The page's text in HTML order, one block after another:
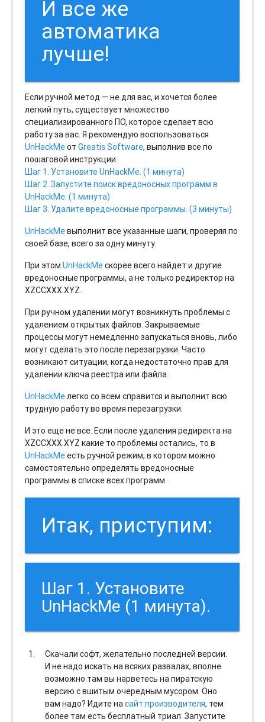
И все же
автоматика
лучше!
Если ручной метод — не для вас, и хочется более
легкий путь, существует множество
специализированного ПО, которое сделает всю
работу за вас. Я рекомендую воспользоваться
UnHackMeотGreatis Software, выполнив все по
пошаговой инструкции.
Шаг 1. Установите UnHackMe. (1 минута)
Шаг 2. Запустите поиск вредоносных программ в
UnHackMe. (1 минута)
Шаг 3. Удалите вредоносные программы. (3 минуты)
UnHackMeвыполнит все указанные шаги, проверяя по
своей базе, всего за одну минуту.
При этомUnHackMeскорее всего найдет и другие
вредоносные программы, а не только редиректор на
XZCCXXX.XYZ.
При ручном удалении могут возникнуть проблемы с
удалением открытых файлов. Закрываемые
процессы могут немедленно запускаться вновь, либо
могут сделать это после перезагрузки. Часто
возникают ситуации, когда недостаточно прав для
удалении ключа реестра или файла.
UnHackMeлегко со всем справится и выполнит всю
трудную работу во время перезагрузки.
И это еще не все. Если после удаления редиректа на
XZCCXXX.XYZ какие то проблемы остались, то в
UnHackMeесть ручной режим, в котором можно
самостоятельно определять вредоносные
программы в списке всех программ.
Итак, приступим:
Шаг 1. Установите
UnHackMe (1 минута).
Скачали софт, желательно последней версии.
И не надо искать на всяких развалах, вполне
возможно там вы нарветесь на пиратскую
версию с вшитым очередным мусором. Оно
вам надо? Идите насайт производителя, тем
более там есть бесплатный триал. Запустите